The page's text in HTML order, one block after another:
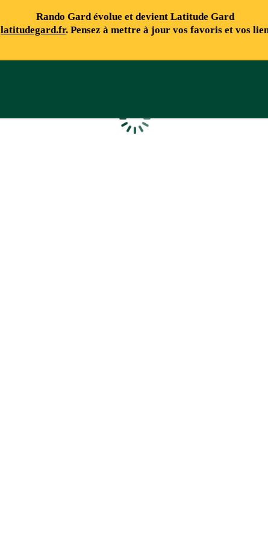
Rando Gard évolue et devient Latitude Gard
latitudegard.fr. Pensez à mettre à jour vos favoris et vos
Chargement